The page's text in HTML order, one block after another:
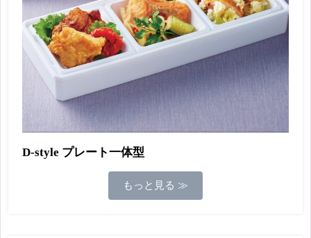
D-style プレート一体型
もっと見る ≫